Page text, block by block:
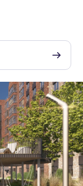
на обработку